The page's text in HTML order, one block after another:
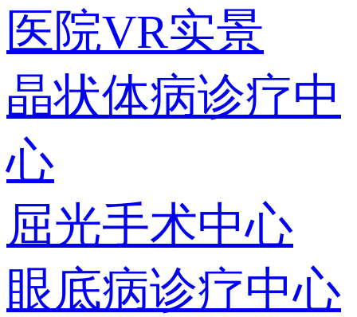
医院VR实景
晶状体病诊疗中
心
屈光手术中心
眼底病诊疗中心